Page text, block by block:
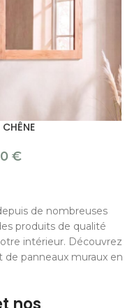
€
de nombreuses
produits de qualité
intérieur. Découvrez
panneaux muraux en